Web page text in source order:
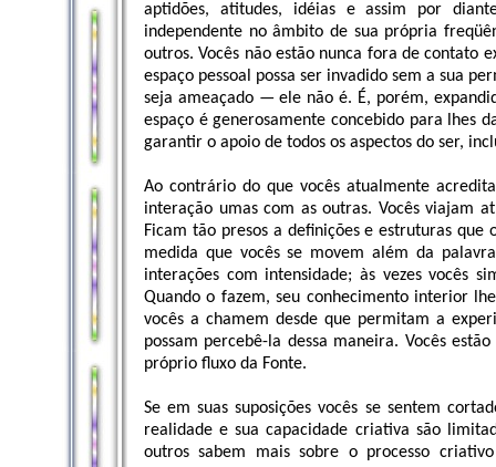
aptidões, atitudes, idéias e assim por
independente no âmbito de sua própria
outros. Vocês não estão nunca fora de contato
espaço pessoal possa ser invadido sem a sua
seja ameaçado — ele não é. É, porém,
espaço é generosamente concebido para lhes
garantir o apoio de todos os aspectos do ser,
Ao contrário do que vocês atualmente
interação umas com as outras. Vocês viajam
Ficam tão presos a definições e estruturas que
medida que vocês se movem além da
interações com intensidade; às vezes vocês
Quando o fazem, seu conhecimento interior
vocês a chamem desde que permitam a
possam percebê-la dessa maneira. Vocês
próprio fluxo da Fonte.
Se em suas suposições vocês se sentem
realidade e sua capacidade criativa são
outros sabem mais sobre o processo